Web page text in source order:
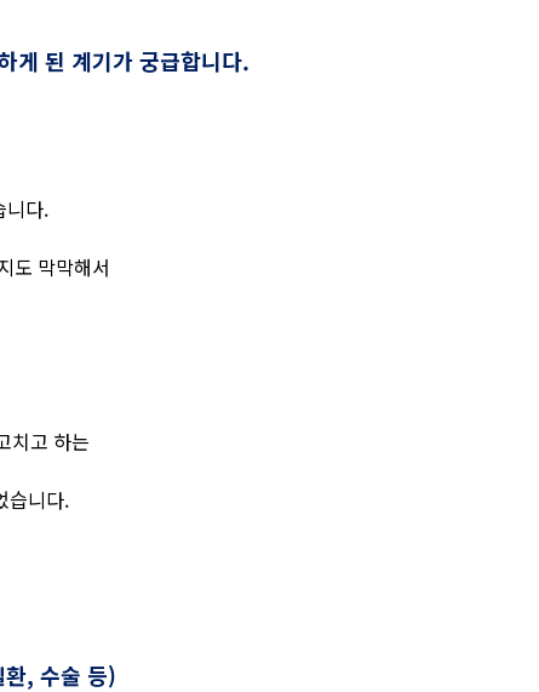
게 된 계기가 궁급합니다.
니다.
도 막막해서
치고 하는
습니다.
, 수술 등)